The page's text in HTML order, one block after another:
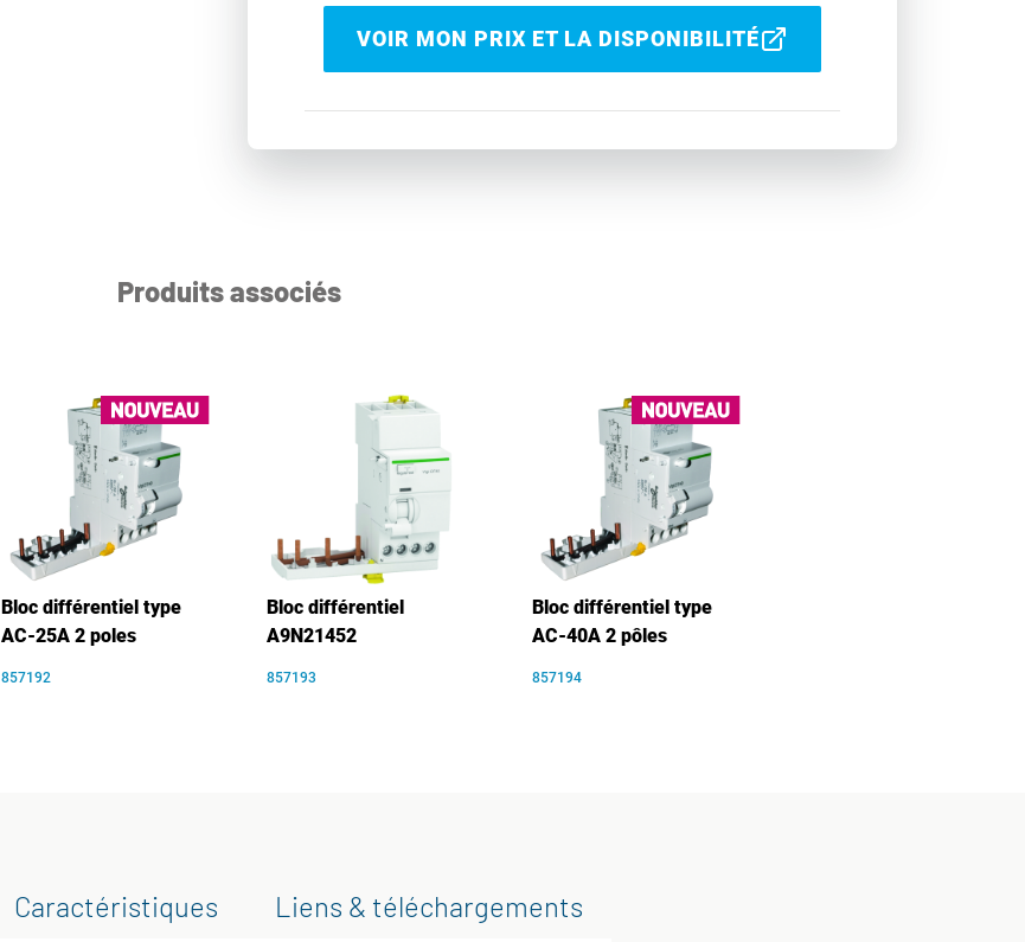
VOIR MON PRIX ET LA DISPONIBILITÉ
Produits associés
Bloc différentiel type
AC-25A 2 poles
857192
Bloc différentiel
A9N21452
857193
Bloc différentiel type
AC-40A 2 pôles
857194
Caractéristiques Liens & téléchargements